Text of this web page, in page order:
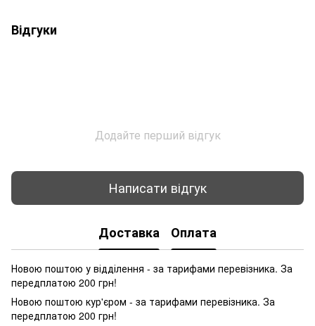
Відгуки
Додайте перший відгук
Написати відгук
Доставка Оплата
Новою поштою у відділення - за тарифами перевізника. За
передплатою 200 грн!
Новою поштою кур'єром - за тарифами перевізника. За
передплатою 200 грн!